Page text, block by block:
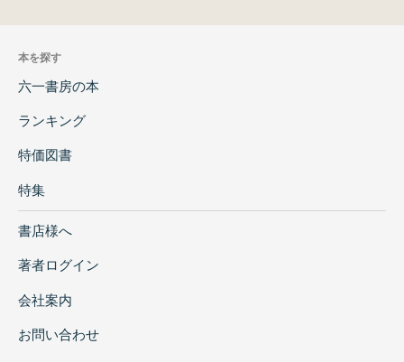
本を探す
六一書房の本
ランキング
特価図書
特集
書店様へ
著者ログイン
会社案内
お問い合わせ